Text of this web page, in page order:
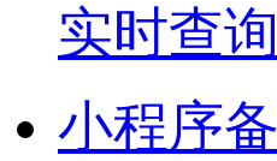
实时查
小程序